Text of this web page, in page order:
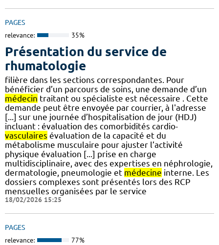
PAGES
relevance: 35%
Présentation du service de
rhumatologie
filière dans les sections correspondantes. Pour
bénéficier d’un parcours de soins, une demande d’un
médecin traitant ou spécialiste est nécessaire . Cette
demande peut être envoyée par courrier, à l'adresse
[...] sur une journée d’hospitalisation de jour (HDJ)
incluant : évaluation des comorbidités cardio-
vasculaires évaluation de la capacité et du
métabolisme musculaire pour ajuster l’activité
physique évaluation [...] prise en charge
multidisciplinaire, avec des expertises en néphrologie,
dermatologie, pneumologie et médecine interne. Les
dossiers complexes sont présentés lors des RCP
mensuelles organisées par le service
18/02/2026 15:25
PAGES
relevance: 77%